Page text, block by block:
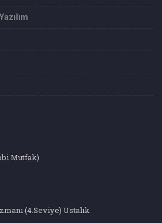
Mutfak)
(4.Seviye) Ustalık